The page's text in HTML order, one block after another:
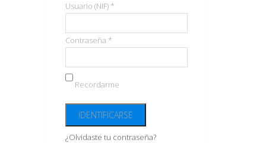
Usuario (NIF) *
Contraseña *
Recordarme
¿Olvidaste tu contraseña?